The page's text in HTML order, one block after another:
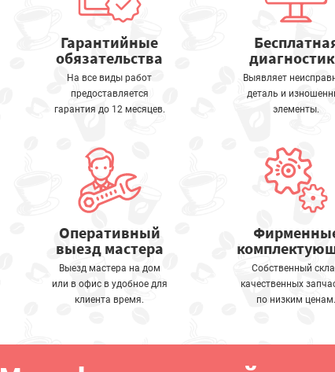
Гарантийные
обязательства
На все виды работ
предоставляется
гарантия до 12 месяцев.
Выявляет
деталь и
элементы.
Оперативный
выезд мастера
Выезд мастера на дом
или в офис в удобное для
клиента время.
Собственный
качественных
по низким ценам.